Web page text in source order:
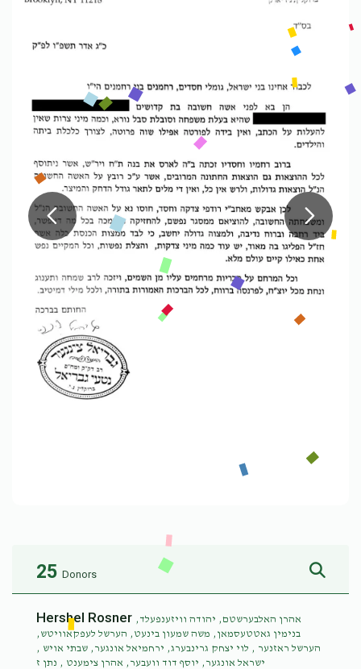
25 Donors
Hershel Rosner אהרן האלבערשטם, יהודה וויזענפעלד,
בנימין גאטטעסמאן, משה שמעון בינעט, הערשל לעפקאוויטש,
הערשל ראזנער , לוי יצחק גרינבערג, ירחמיאל אונגער, שבתי אויש ,
ישראל אונגער, יוסף דוד וועבער, אהרן צימענט , נתן ז